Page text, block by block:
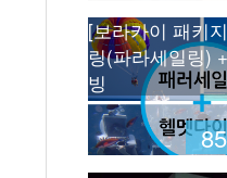
[보라카이 패키
링(파라세일링)
빙